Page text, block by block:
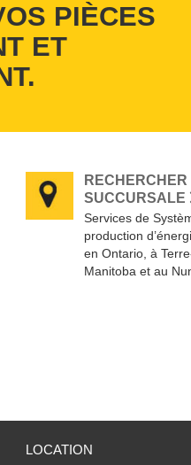
PIÈCES
ET
RECHERCHER
SUCCURSALE
Services de
production
en Ontario, à
Manitoba et au
LOCATION